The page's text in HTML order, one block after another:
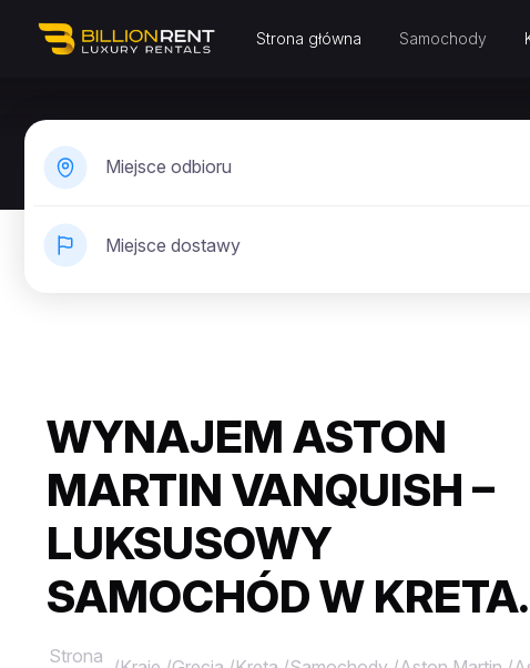
Strona główna Samochody
Miejsce odbioru
Miejsce dostawy
WYNAJEM ASTON
MARTIN VANQUISH –
LUKSUSOWY
SAMOCHÓD W KRETA.
Strona